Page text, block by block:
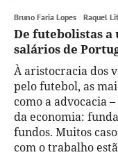
Bruno Faria Lopes Raquel
De futebolistas a
salários de
À aristocracia dos
pelo futebol, as
como a advocacia
da economia:
fundos. Muitos
com o trabalho